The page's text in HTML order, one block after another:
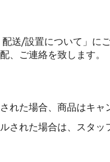
送/設置について」に
、ご連絡を致します。
れた場合、商品はキャ
された場合は、スタッ